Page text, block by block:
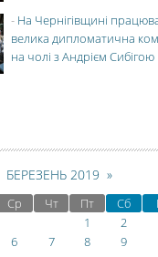
- На Чернігівщині
велика дипломатична
на чолі з Андрієм Сибігою
БЕРЕЗЕНЬ 2019 »
Ср Чт Пт Сб
1
2
6 7 8 9